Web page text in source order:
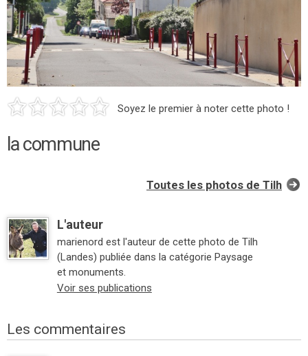
Soyez le premier à noter cette photo !
la commune
Toutes les photos de Tilh
L'auteur
marienord est l'auteur de cette photo de Tilh
(Landes) publiée dans la catégorie Paysage
et monuments.
Voir ses publications
Les commentaires